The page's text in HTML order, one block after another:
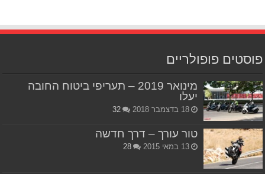
פוסטים פופולריים
מינואר 2019 – תעריפי ביטוח החובה
יעלו
18 בדצמבר 2018 32
טור עורך – דרך חדשה
13 במאי 2015 28